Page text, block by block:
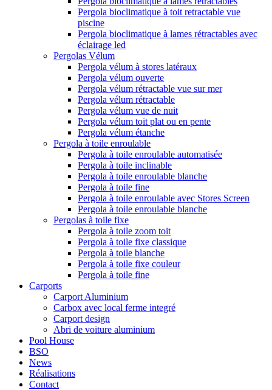
Pergola bioclimatique à toit retractable vue
piscine
Pergola bioclimatique à lames rétractables avec
éclairage led
Pergolas Vélum
Pergola vélum à stores latéraux
Pergola vélum ouverte
Pergola vélum rétractable vue sur mer
Pergola vélum rétractable
Pergola vélum vue de nuit
Pergola vélum toit plat ou en pente
Pergola vélum étanche
Pergola à toile enroulable
Pergola à toile enroulable automatisée
Pergola à toile inclinable
Pergola à toile enroulable blanche
Pergola à toile fine
Pergola à toile enroulable avec Stores Screen
Pergola à toile enroulable blanche
Pergolas à toile fixe
Pergola à toile zoom toit
Pergola à toile fixe classique
Pergola à toile blanche
Pergola à toile fixe couleur
Pergola à toile fine
Carports
Carport Aluminium
Carbox avec local ferme integré
Carport design
Abri de voiture aluminium
Pool House
BSO
News
Réalisations
Contact